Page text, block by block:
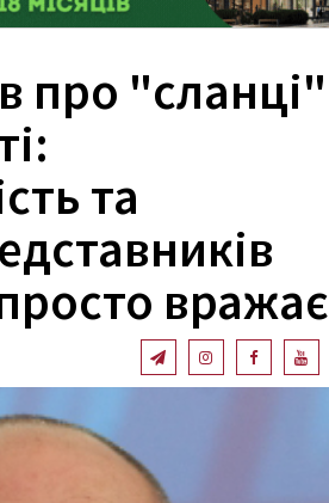
про "сланці"
та
вражає